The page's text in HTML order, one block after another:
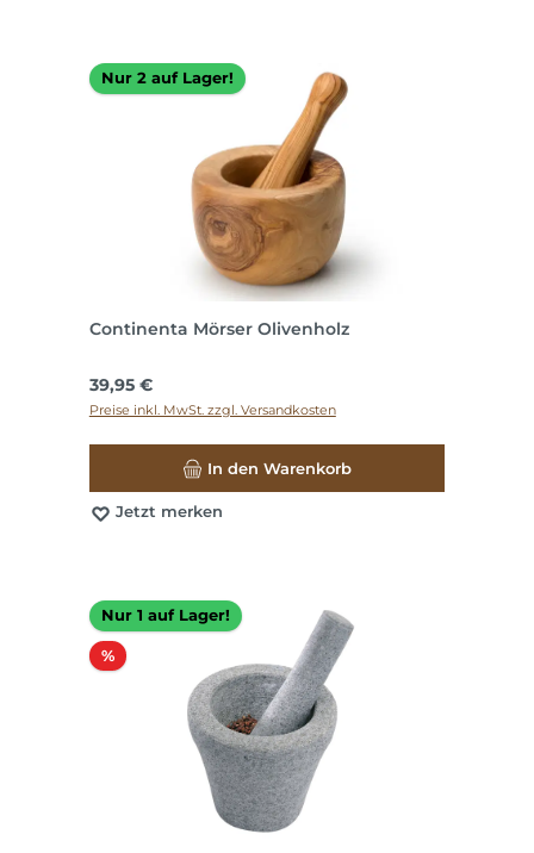
Nur 2 auf Lager!
Continenta Mörser Olivenholz
Regulärer Preis:
39,95 €
Preise inkl. MwSt. zzgl. Versandkosten
In den Warenkorb
Jetzt merken
Nur 1 auf Lager!
%Rabatt